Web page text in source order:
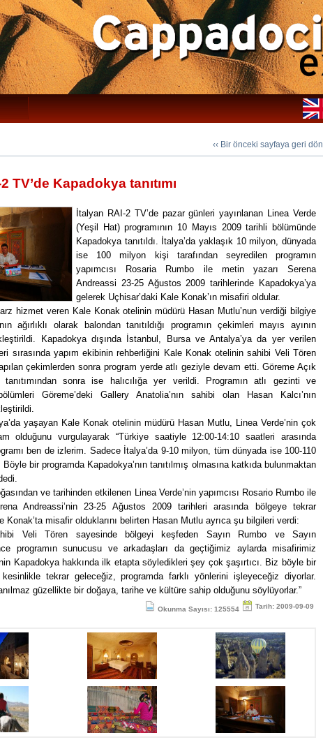
‹‹ Bir önceki sayfaya geri dön
TV’de Kapadokya tanıtımı
İtalyan RAI-2 TV’de pazar günleri yayınlanan Linea Verde
(Yeşil Hat) programının 10 Mayıs 2009 tarihli bölümünde
Kapadokya tanıtıldı. İtalya’da yaklaşık 10 milyon, dünyada
ise 100 milyon kişi tarafından seyredilen programın
yapımcısı Rosaria Rumbo ile metin yazarı Serena
Andreassi 23-25 Ağustos 2009 tarihlerinde Kapadokya’ya
gelerek Uçhisar’daki Kale Konak’ın misafiri oldular.
hizmet veren Kale Konak otelinin müdürü Hasan Mutlu’nun verdiği bilgiye
ağırlıklı olarak balondan tanıtıldığı programın çekimleri mayıs ayının
Kapadokya dışında İstanbul, Bursa ve Antalya’ya da yer verilen
sırasında yapım ekibinin rehberliğini Kale Konak otelinin sahibi Veli Tören
çekimlerden sonra program yerde atlı geziyle devam etti. Göreme Açık
tanıtımından sonra ise halıcılığa yer verildi. Programın atlı gezinti ve
Göreme’deki Gallery Anatolia’nın sahibi olan Hasan Kalcı’nın
yaşayan Kale Konak otelinin müdürü Hasan Mutlu, Linea Verde’nin çok
olduğunu vurgulayarak “Türkiye saatiyle 12:00-14:10 saatleri arasında
ben de izlerim. Sadece İtalya’da 9-10 milyon, tüm dünyada ise 100-110
bir programda Kapadokya’nın tanıtılmış olmasına katkıda bulunmaktan
ve tarihinden etkilenen Linea Verde’nin yapımcısı Rosario Rumbo ile
Andreassi’nin 23-25 Ağustos 2009 tarihleri arasında bölgeye tekrar
Konak’ta misafir olduklarını belirten Hasan Mutlu ayrıca şu bilgileri verdi:
Veli Tören sayesinde bölgeyi keşfeden Sayın Rumbo ve Sayın
programın sunucusu ve arkadaşları da geçtiğimiz aylarda misafirimiz
Kapadokya hakkında ilk etapta söyledikleri şey çok şaşırtıcı. Biz böyle bir
tekrar geleceğiz, programda farklı yönlerini işleyeceğiz diyorlar.
güzellikte bir doğaya, tarihe ve kültüre sahip olduğunu söylüyorlar.”
Okunma Sayısı: 125554 Tarih: 2009-09-09